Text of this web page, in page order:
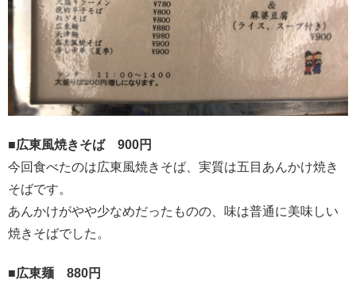
■広東風焼きそば 900円
今回食べたのは広東風焼きそば、実質は五目あんかけ焼き
そばです。
あんかけがやや少なめだったものの、味は普通に美味しい
焼きそばでした。
■広東麺 880円